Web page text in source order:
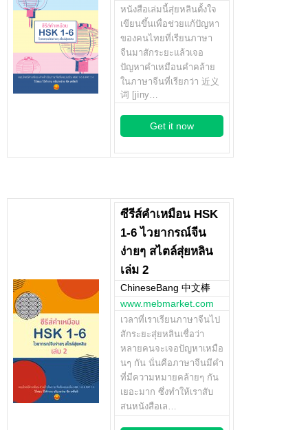
หนังสือเล่มนี้สุ่ยหลินตั้งใจ
เขียนขึ้นเพื่อช่วยแก้ปัญหา
ของคนไทยที่เรียนภาษา
จีนมาสักระยะแล้วเจอ
ปัญหาคำเหมือนคำคล้าย
ในภาษาจีนที่เรียกว่า 近义
词 [jìny…
Get it now
ซีรีส์คำเหมือน HSK
1-6 ไวยากรณ์จีน
ง่ายๆ สไตล์สุ่ยหลิน
เล่ม 2
ChineseBang 中文棒
www.mebmarket.com
เวลาที่เราเรียนภาษาจีนไป
สักระยะสุ่ยหลินเชื่อว่า
หลายคนจะเจอปัญหาเหมือ
นๆ กัน นั่นคือภาษาจีนมีคำ
ที่มีความหมายคล้ายๆ กัน
เยอะมาก ซึ่งทำให้เราสับ
สนหนังสือเล…